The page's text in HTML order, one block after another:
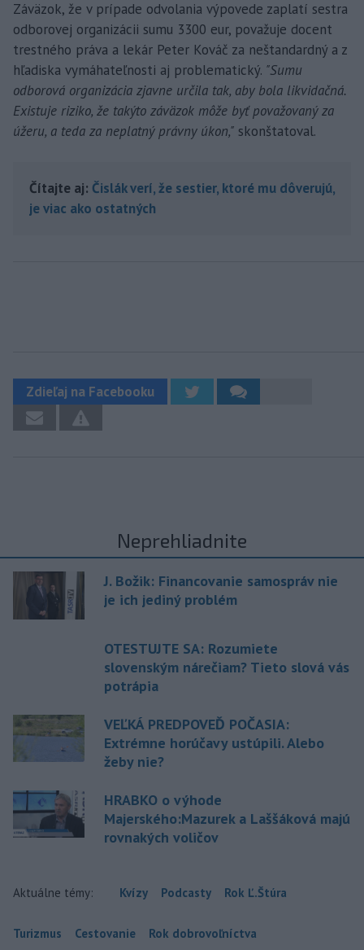
Záväzok, že v prípade odvolania výpovede zaplatí sestra
odborovej organizácii sumu 3300 eur, považuje docent
trestného práva a lekár Peter Kováč za neštandardný a z
hľadiska vymáhateľnosti aj problematický. "Sumu
odborová organizácia zjavne určila tak, aby bola likvidačná.
Existuje riziko, že takýto záväzok môže byť považovaný za
úžeru, a teda za neplatný právny úkon," skonštatoval.
Čítajte aj: Čislák verí, že sestier, ktoré mu dôverujú,
je viac ako ostatných
Zdieľaj na Facebooku
Neprehliadnite
J. Božik: Financovanie samospráv nie
je ich jediný problém
OTESTUJTE SA: Rozumiete
slovenským nárečiam? Tieto slová vás
potrápia
VEĽKÁ PREDPOVEĎ POČASIA:
Extrémne horúčavy ustúpili. Alebo
žeby nie?
HRABKO o výhode
Majerského:Mazurek a Laššáková majú
rovnakých voličov
Aktuálne témy: Kvízy Podcasty Rok Ľ.Štúra
Turizmus Cestovanie Rok dobrovoľníctva